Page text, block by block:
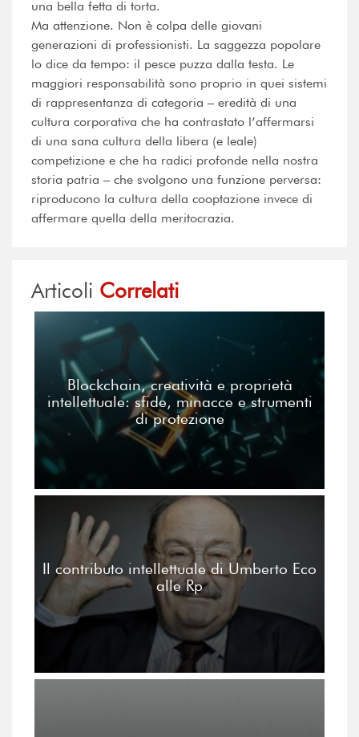
una bella fetta di torta.
Ma attenzione. Non è colpa delle giovani
generazioni di professionisti. La saggezza popolare
lo dice da tempo: il pesce puzza dalla testa. Le
maggiori responsabilità sono proprio in quei sistemi
di rappresentanza di categoria – eredità di una
cultura corporativa che ha contrastato l’affermarsi
di una sana cultura della libera (e leale)
competizione e che ha radici profonde nella nostra
storia patria – che svolgono una funzione perversa:
riproducono la cultura della cooptazione invece di
affermare quella della meritocrazia.
Articoli Correlati
Blockchain, creatività e proprietà
intellettuale: sfide, minacce e strumenti
di protezione
Il contributo intellettuale di Umberto Eco
alle Rp